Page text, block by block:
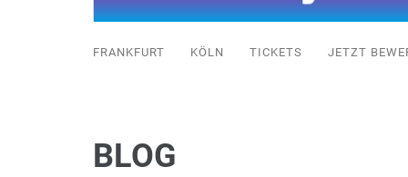
FRANKFURT KÖLN TICKETS JETZT
BLOG